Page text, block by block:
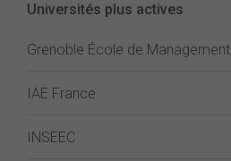
Universités plus actives
Grenoble École de Management
IAE France
INSEEC